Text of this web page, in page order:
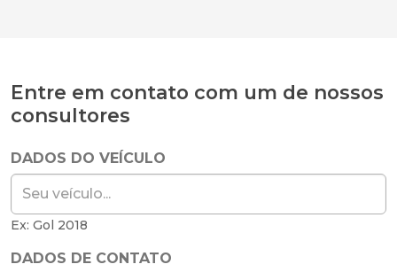
Entre em contato com um de nossos
consultores
DADOS DO VEÍCULO
Ex: Gol 2018
DADOS DE CONTATO